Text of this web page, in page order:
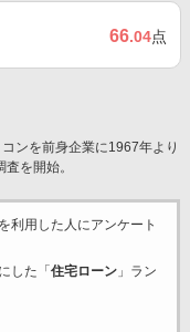
66.04点
ンを前身企業に1967年より
を開始。
利用した 人にアンケート
した「 住宅ローン」ラン